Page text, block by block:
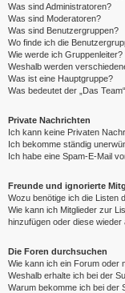
Was sind Administratoren?
Was sind Moderatoren?
Was sind Benutzergruppen?
Wo finde ich die
Wie werde ich Gruppenleiter?
Weshalb werden
Was ist eine Hauptgruppe?
Was bedeutet der „Das
Private Nachrichten
Ich kann keine Privaten
Ich bekomme ständig
Ich habe eine Spam-E-Mail
Freunde und ignorierte
Wozu benötige ich die Listen
Wie kann ich Mitglieder zur
hinzufügen oder diese
Die Foren durchsuchen
Wie kann ich ein Forum oder
Weshalb erhalte ich bei der
Warum bekomme ich bei der